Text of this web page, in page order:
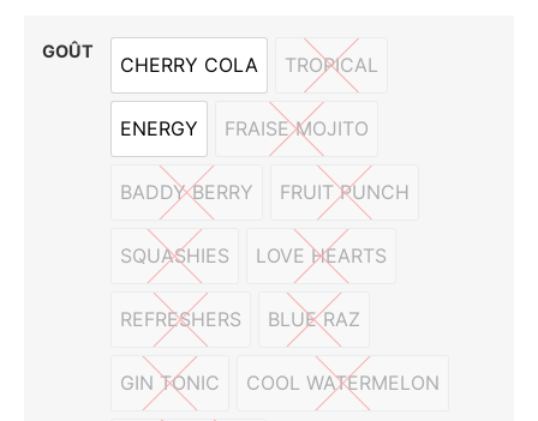
GOÛT
CHERRY COLA
CHERRY COLA
TROPICAL
TROPICAL
ENERGY
ENERGY
FRAISE MOJITO
FRAISE MOJITO
BADDY BERRY
BADDY BERRY
FRUIT PUNCH
FRUIT PUNCH
SQUASHIES
SQUASHIES
LOVE HEARTS
LOVE HEARTS
REFRESHERS
REFRESHERS
BLUE RAZ
BLUE RAZ
GIN TONIC
GIN TONIC
COOL WATERMELON
COOL WATERMELON